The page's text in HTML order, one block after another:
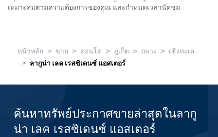
เหมาะสมตามความต้องการของคุณ และกำหนดเวลานัดชม
หน้าหลัก > ขาย > คอนโด > ภูเก็ต > ถลาง > เชิงทะเล
> ลากูน่า เลค เรสซิเดนซ์ แอสเตอร์
ค้นหาทรัพย์ประกาศขายล่าสุดในลากู
น่า เลค เรสซิเดนซ์ แอสเตอร์